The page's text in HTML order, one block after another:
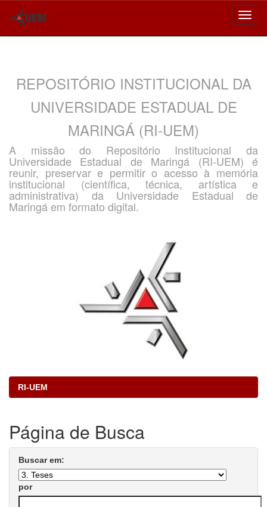
REPOSITÓRIO INSTITUCIONAL DA
UNIVERSIDADE ESTADUAL DE
MARINGÁ (RI-UEM)
A missão do Repositório Institucional da
Universidade Estadual de Maringá (RI-UEM) é
reunir, preservar e permitir o acesso à memória
institucional (científica, técnica, artística e
administrativa) da Universidade Estadual de
Maringá em formato digital.
RI-UEM
Página de Busca
Buscar em:
por